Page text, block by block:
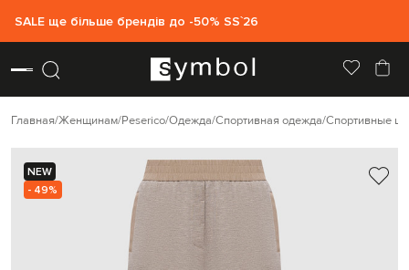
SALE ще більше брендів до -50% SS`26
Главная Женщинам Peserico Одежда Спортивная одежда Спортивные
NEW
- 49%